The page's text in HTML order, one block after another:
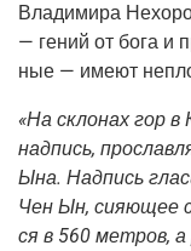
Вла­ди­ми­ра
— гений от бога и
ные — име­ют
«На скло­нах гор
над­пись,
Ына. Над­пись
Чен Ын, сия­ю­щее
ся в 560 мет­ров,